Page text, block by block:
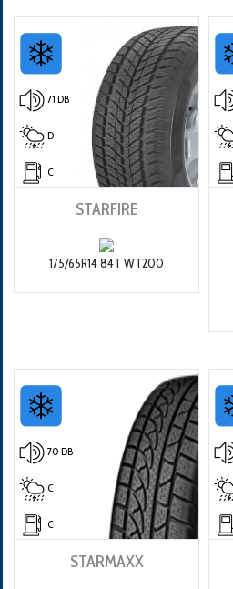
71 DB
D
C
STARFIRE
175/65R14 84T WT200
70 DB
C
C
STARMAXX